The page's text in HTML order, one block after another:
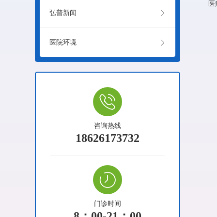
弘普新闻
医院环境
咨询热线
18626173732
门诊时间